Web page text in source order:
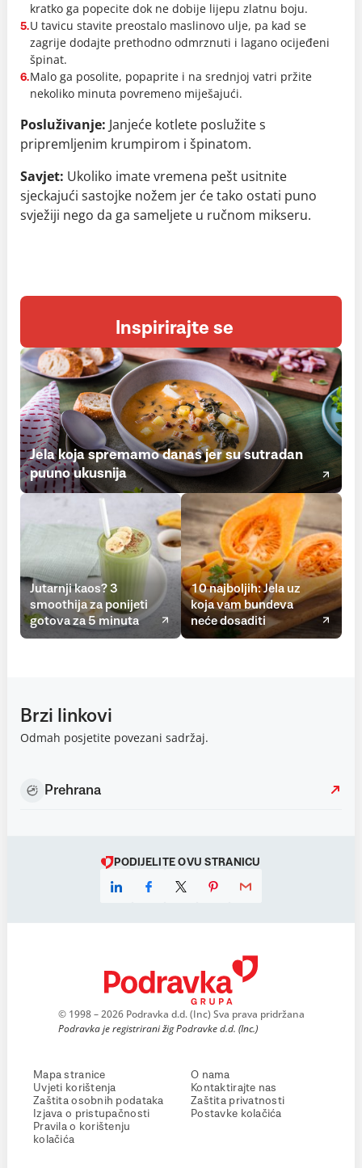
kratko ga popecite dok ne dobije lijepu zlatnu boju.
5.U tavicu stavite preostalo maslinovo ulje, pa kad se
zagrije dodajte prethodno odmrznuti i lagano ocijeđeni
špinat.
6.Malo ga posolite, popaprite i na srednjoj vatri pržite
nekoliko minuta povremeno miješajući.
Posluživanje: Janjeće kotlete poslužite s
pripremljenim krumpirom i špinatom.
Savjet: Ukoliko imate vremena pešt usitnite
sjeckajući sastojke nožem jer će tako ostati puno
svježiji nego da ga sameljete u ručnom mikseru.
Inspirirajte se
Jela koja spremamo danas jer su sutradan
puuno ukusnija
Jutarnji kaos? 3
smoothija za ponijeti
gotova za 5 minuta
10 najboljih: Jela uz
koja vam bundeva
neće dosaditi
Brzi linkovi
Odmah posjetite povezani sadržaj.
Prehrana
PODIJELITE OVU STRANICU
© 1998 – 2026 Podravka d.d. (Inc) Sva prava pridržana
Podravka je registrirani žig Podravke d.d. (Inc.)
Mapa stranice
Uvjeti korištenja
Zaštita osobnih podataka
Izjava o pristupačnosti
Pravila o korištenju
kolačića
O nama
Kontaktirajte nas
Zaštita privatnosti
Postavke kolačića